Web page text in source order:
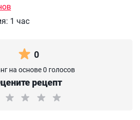
1 час
0
на основе 0 голосов
рецепт